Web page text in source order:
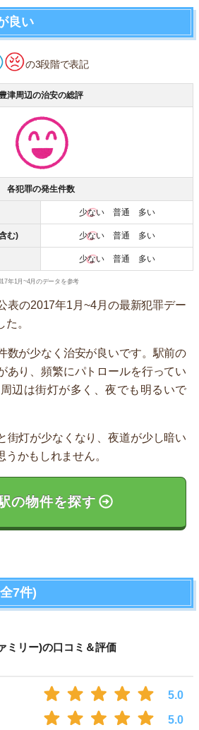
良い
の3段階で表記
津周辺の治安の総評
各犯罪の発生件数
少ない普通 多い
む) 少ない普通 多い
少ない普通 多い
年1月~4月のデータを参考
表の2017年1月~4月の最新犯罪デー
。
数が少なく治安が良いです。駅前の
あり、頻繁にパトロールを行ってい
辺は街灯が多く、夜でも明るいで
街灯が少なくなり、夜道が少し暗い
かもしれません。
の物件を探す
7件)
ミリー)の口コミ＆評価
5.0
5.0